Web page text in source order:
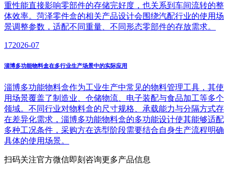
重性能直接影响零部件的存储完好度，也关系到车间流转的整
体效率。菏泽零件盒的相关产品设计会围绕汽配行业的使用场
景调整参数，适配不同重量、不同形态零部件的存放需求。
172026-07
淄博多功能物料盒在多行业生产场景中的实际应用
淄博多功能物料盒作为工业生产中常见的物料管理工具，其使
用场景覆盖了制造业、仓储物流、电子装配与食品加工等多个
领域。不同行业对物料盒的尺寸规格、承载能力与分隔方式存
在差异化需求，淄博多功能物料盒的多功能设计使其能够适配
多种工况条件，采购方在选型阶段需要结合自身生产流程明确
具体的使用场景。
扫码关注官方微信即刻咨询更多产品信息